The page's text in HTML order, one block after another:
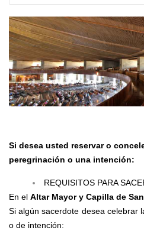
Si desea usted reservar o
peregrinación o una intención:
REQUISITOS PARA
En el Altar Mayor y Capilla de
Si algún sacerdote desea celebrar
o de intención: